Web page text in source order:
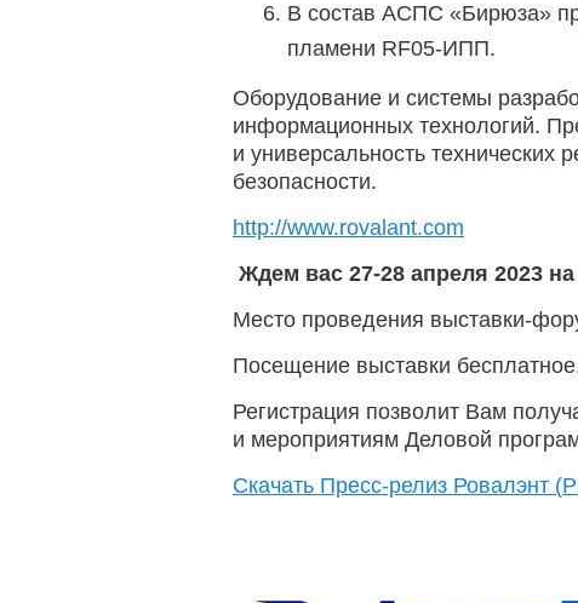
В состав АСПС «Бирюза»
пламени RF05-ИПП.
Оборудование и системы
информационных технологий.
и универсальность
безопасности.
http://www.rovalant.com
Ждем вас 27-28 апреля 2023
Место проведения выставки-
Посещение выставки
Регистрация позволит Вам
и мероприятиям Деловой
Скачать Пресс-релиз Ровалэнт (